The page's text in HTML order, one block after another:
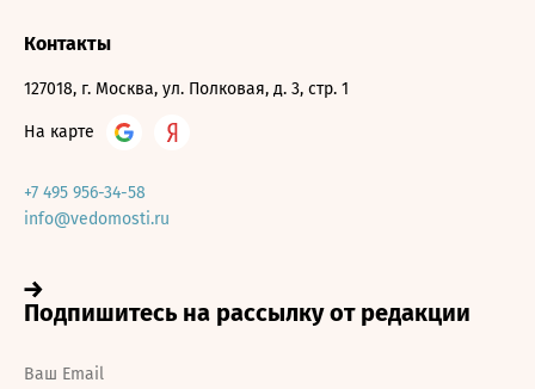
Контакты
127018, г. Москва, ул. Полковая, д. 3, стр. 1
На карте
+7 495 956-34-58
info@vedomosti.ru